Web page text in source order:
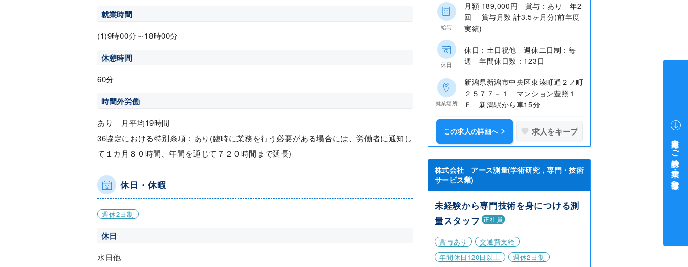
就業時間
(1)9時00分～18時00分
休憩時間
60分
時間外労働
あり 月平均19時間
36協定における特別条項：あり(臨時に業務を行う必要がある場合には、労働者に通知し
て１カ月８０時間、年間を通じて７２０時間まで延長)
休日・休暇
週休2日制
休日
水日他
給与
月額 189,000円 賞与：あり 年2
回 賞与月数 計3.5ヶ月分(前年度
実績)
休日
休日：土日祝他 週休二日制：毎
週 年間休日数：123日
就業場所
新潟県新潟市中央区東湊町通２ノ町
２５７７－１ マンション豊照１
Ｆ 新潟駅から車15分
この求人の詳細へ 求人をキープ
株式会社 アース測量(学術研究，専門・技術
サービス業)
未経験から専門技術を身につける測
量スタッフ 正社員
賞与あり
交通費支給
年間休日120日以上
週休2日制
中途採用をご検討中の企業・ご担当者様へ